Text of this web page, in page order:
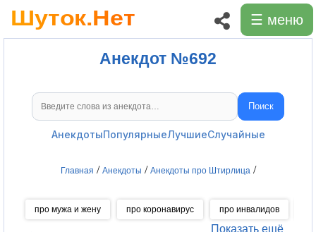
☰ меню
Анекдот №692
Поиск анекдотов Поиск
АнекдотыПопулярныеЛучшиеСлучайные
Главная / Анекдоты / Анекдоты про Штирлица /
про мужа и жену про коронавирус про инвалидов
Показать ещё